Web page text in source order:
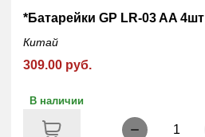
*Батарейки GP LR-03 AA 4шт
Китай
309.00 руб.
В наличии
1